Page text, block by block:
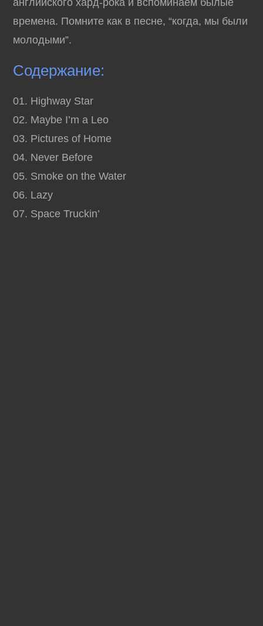
английского хард-рока и вспоминаем былые
времена. Помните как в песне, “когда, мы были
молодыми”.
Содержание:
01. Highway Star
02. Maybe I’m a Leo
03. Pictures of Home
04. Never Before
05. Smoke on the Water
06. Lazy
07. Space Truckin’